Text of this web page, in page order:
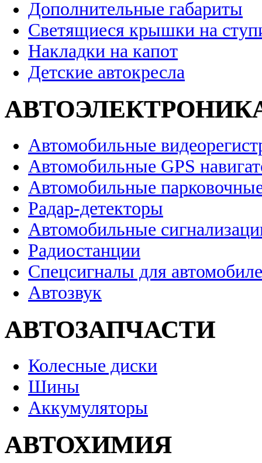
Дополнительные габариты
Светящиеся крышки на
Накладки на капот
Детские автокресла
Автомобильные
Автомобильные GPS
Автомобильные
Радар-детекторы
Автомобильные
Радиостанции
Спецсигналы для
Автозвук
АВТОЗАПЧАСТИ
Колесные диски
Шины
Аккумуляторы
АВТОХИМИЯ